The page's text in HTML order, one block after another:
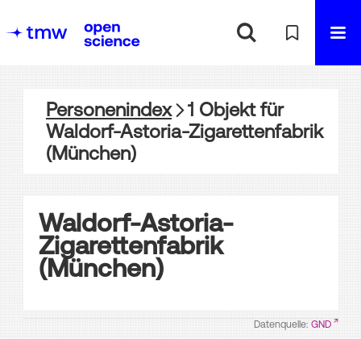
Personenindex 1 Objektfür
Waldorf-Astoria-Zigarettenfabrik
(München)
Waldorf-Astoria-
Zigarettenfabrik
(München)
Datenquelle: GND